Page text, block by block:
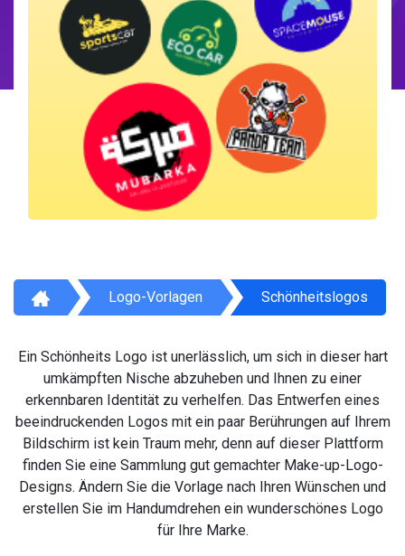
Logo-Vorlagen Schönheitslogos
Ein Schönheits Logo ist unerlässlich, um sich in dieser hart
umkämpften Nische abzuheben und Ihnen zu einer
erkennbaren Identität zu verhelfen. Das Entwerfen eines
beeindruckenden Logos mit ein paar Berührungen auf Ihrem
Bildschirm ist kein Traum mehr, denn auf dieser Plattform
finden Sie eine Sammlung gut gemachter Make-up-Logo-
Designs. Ändern Sie die Vorlage nach Ihren Wünschen und
erstellen Sie im Handumdrehen ein wunderschönes Logo
für Ihre Marke.